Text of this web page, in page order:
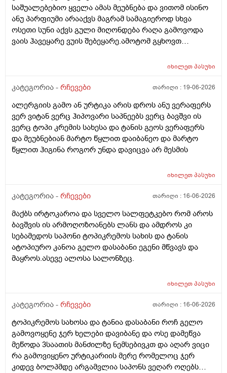
უარესი ხომ არარის?მხოლპდ ბიბცოანის საპობს იტანს
ტანოს კანი მაგრამ შამპუნი აოხმაროა და ასე მგონია
ბაბე იფრო ნახია და თუ ბაბე მახლევს ქავილს ბიბჩენი
იგრო მომცემს?სავატაუდოთ სიმშრალისგან მექავება
ბინჩენი უკეთესია რონელი?სხვადასხვა აქვს ბუბჩენს
საშუალებებიო ყველა ამას მეუბნება და ვითომ ისინო
ანუ პარფიუმი არააქვს მაგრამ სამაგიეროდ სხვა
ოსეთი სუნი აქვს გული მიღონდება რაღა გამოვოდა
ვაის ჰავეყარე ვუის შებეყარე.ამოტომ გყხოვთ
დამატენიანებელ შამპუნს თაფლით რომ აროს იმას და
ბუბჩენის შამპუნი რომ ვიყიდო იმად?
იხილეთპასუხი
კატეგორია - რჩევები თარიღი : 19-06-2026
ალერგიის გამო ან ურტიკა არის დროს ანუ ვერაფერს
ვერ ვიტან ვერც ჰიპოვარი საპნეებს ვერც ბავშვი ის
ვერც ტოპი კრემის სახესა და ტანის გეოს ვერაფერს
და მეუბნებიან მარტო წყლით დაიბანეო და მარტო
წყლით ჰიგინა როგორ უნდა დავიცვა არ მესმის
იხილეთპასუხი
კატეგორია - რჩევები თარიღი : 16-06-2026
მაქბს ირტოკაროა და სველო სალფეტკებო რომ აროს
ბავშვის ის არმოღოზოანებს ლანს და ამდროს კი
სებამედოს საპონი ტოპიკრემოს სახის და ტანის
ატოპიურო კანოა გელო დასაბანი ეგენი მწვავს და
მაყროს.ასევე ალოსა სალონზეც.
იხილეთპასუხი
კატეგორია - რჩევები თარიღი : 16-06-2026
ტოპიკრემოს სახოსა და ტანია დასაბანი როჩ გელო
გამოვოყენე ჯერ ხელები დავიბანე და ოსე დამეწვა
მეწოდა 3საათის მანძილზე ნემსებივკთ და აღარ ვიცი
რა გამოვიყენო ურტიკარიის მერე რომელოც ჯერ
კიდევ ბოლპმდე არგამვლია საპონს ვეღარ ოღებს